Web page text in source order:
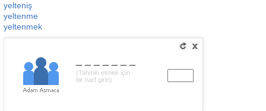
yelteniş
yeltenme
yeltenmek
(Tahmin etmek için
bir harf girin)